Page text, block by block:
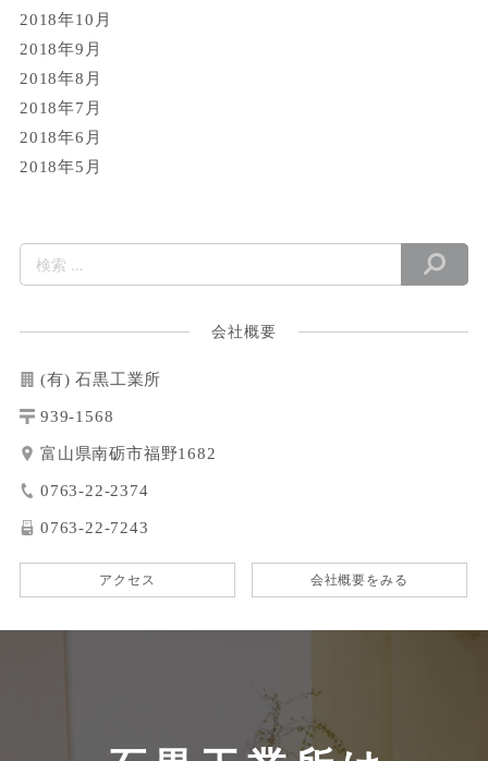
2018年10月
2018年9月
2018年8月
2018年7月
2018年6月
2018年5月
会社概要
(有) 石黒工業所
939-1568
富山県南砺市福野1682
0763-22-2374
0763-22-7243
アクセス 会社概要をみる